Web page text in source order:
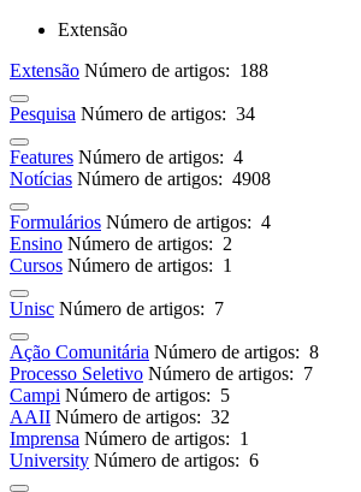
Extensão
Extensão Número de artigos: 188
Pesquisa Número de artigos: 34
Features Número de artigos: 4
Notícias Número de artigos: 4908
Formulários Número de artigos: 4
Ensino Número de artigos: 2
Cursos Número de artigos: 1
Unisc Número de artigos: 7
Ação Comunitária Número de artigos: 8
Processo Seletivo Número de artigos: 7
Campi Número de artigos: 5
AAII Número de artigos: 32
Imprensa Número de artigos: 1
University Número de artigos: 6